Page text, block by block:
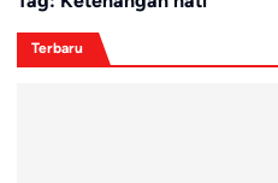
Terbaru